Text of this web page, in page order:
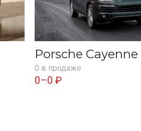
Porsche Cayenne
0 в продаже
0–0 ₽